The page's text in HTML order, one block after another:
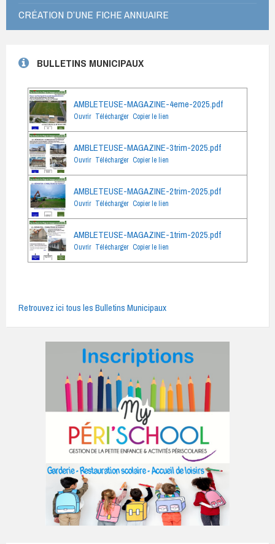
CRÉATION D’UNE FICHE ANNUAIRE
BULLETINS MUNICIPAUX
AMBLETEUSE-MAGAZINE-4eme-2025.pdf
Ouvrir Télécharger Copier le lien
AMBLETEUSE-MAGAZINE-3trim-2025.pdf
Ouvrir Télécharger Copier le lien
AMBLETEUSE-MAGAZINE-2trim-2025.pdf
Ouvrir Télécharger Copier le lien
AMBLETEUSE-MAGAZINE-1trim-2025.pdf
Ouvrir Télécharger Copier le lien
Retrouvez ici tous les Bulletins Municipaux